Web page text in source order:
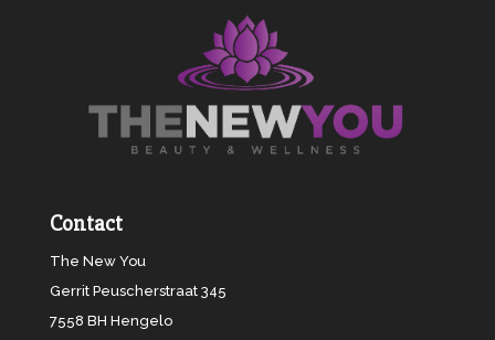
Contact
The New You
Gerrit Peuscherstraat 345
7558 BH Hengelo